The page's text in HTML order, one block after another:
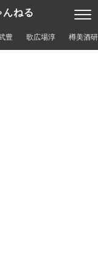
ねる
豊 歌広場淳 樽美酒